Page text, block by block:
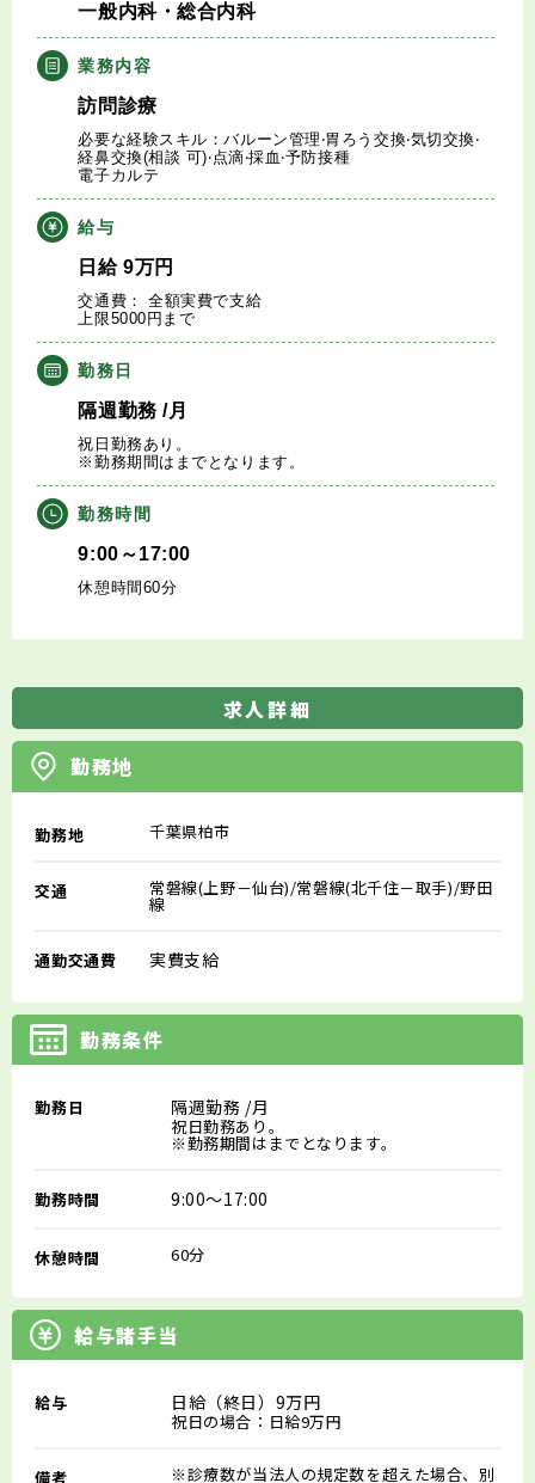
知りたい・聞きたい
転職成功事例
医師の転職マニュアル
データで見る医師の平均年収
医師に役立つ取材記事
大学医局紹介
一般内科・総合内科
業務内容
訪問診療
必要な経験スキル：バルーン管理‧胃ろう交換‧気切交換‧
経⿐交換(相談 可)‧点滴‧採⾎‧予防接種
電子カルテ
給与
日給9万円
交通費： 全額実費で支給
上限5000円まで
勤務日
隔週勤務 /月
祝日勤務あり。
※勤務期間はまでとなります。
勤務時間
9:00～17:00
休憩時間60分
求人詳細
勤務地
勤務地 千葉県柏市
交通 常磐線(上野－仙台)/常磐線(北千住－取手)/野田
線
通勤交通費 実費支給
勤務条件
勤務日 隔週勤務 /月
祝日勤務あり。
※勤務期間はまでとなります。
勤務時間 9:00～17:00
休憩時間 60分
給与諸手当
給与 日給（終日）9万円
祝日の場合：日給9万円
備考 ※診療数が当法人の規定数を超えた場合、別